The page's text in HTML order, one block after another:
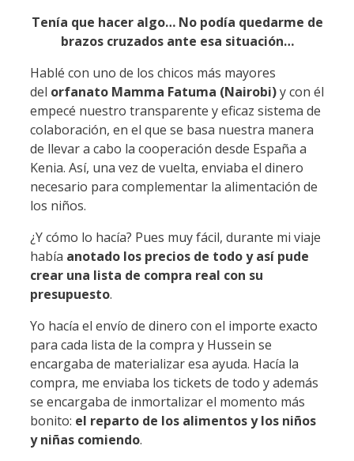
Tenía que hacer algo… No podía quedarme de
brazos cruzados ante esa situación…
Hablé con uno de los chicos más mayores
del orfanato Mamma Fatuma (Nairobi)y con él
empecé nuestro transparente y eficaz sistema de
colaboración, en el que se basa nuestra manera
de llevar a cabo la cooperación desde España a
Kenia. Así, una vez de vuelta, enviaba el dinero
necesario para complementar la alimentación de
los niños.
¿Y cómo lo hacía? Pues muy fácil, durante mi viaje
había anotado los precios de todo y así pude
crear una lista de compra real con su
presupuesto.
Yo hacía el envío de dinero con el importe exacto
para cada lista de la compra y Hussein se
encargaba de materializar esa ayuda. Hacía la
compra, me enviaba los tickets de todo y además
se encargaba de inmortalizar el momento más
bonito: el reparto de los alimentos y los niños
y niñas comiendo.